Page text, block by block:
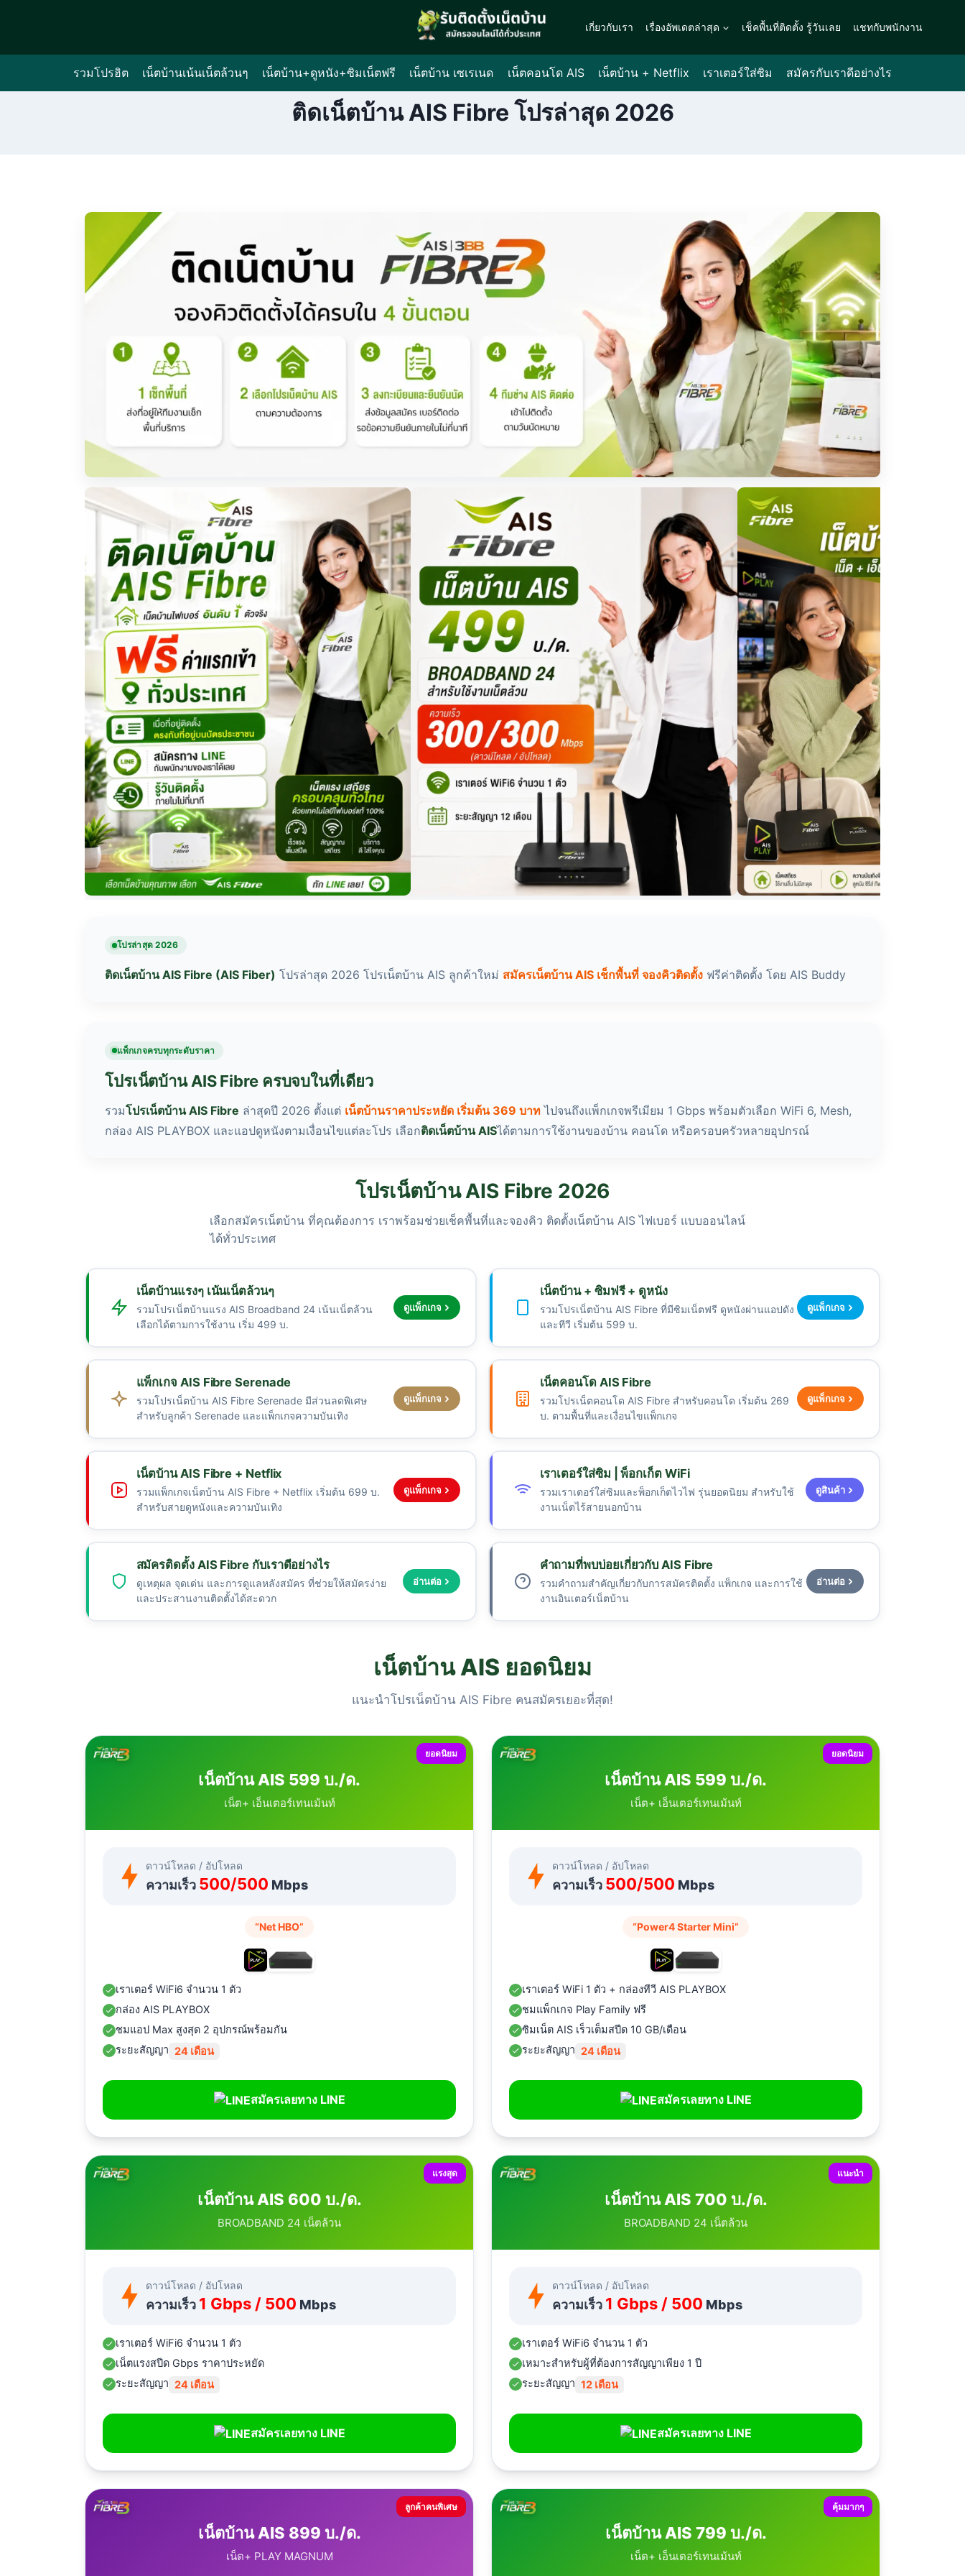
เกี่ยวกับเรา เรื่องอัพเดตล่าสุด เช็คพื้นที่ติดตั้ง รู้วันเลย แชทกับพนักงาน
รวมโปรฮิต เน็ตบ้านเน้นเน็ตล้วนๆ เน็ตบ้าน+ดูหนัง+ซิมเน็ตฟรี เน็ตบ้าน เซเรเนด เน็ตคอนโด AIS เน็ตบ้าน + Netflix เราเตอร์ใส่ซิม สมัครกับเราดีอย่างไร
ติดเน็ตบ้าน AIS Fibre โปรล่าสุด 2026
โปรล่าสุด 2026
ติดเน็ตบ้าน AIS Fibre (AIS Fiber) โปรล่าสุด 2026 โปรเน็ตบ้าน AIS ลูกค้าใหม่ สมัครเน็ตบ้าน AIS เช็กพื้นที่ จองคิวติดตั้ง ฟรีค่าติดตั้ง โดย AIS Buddy
แพ็กเกจครบทุกระดับราคา
โปรเน็ตบ้าน AIS Fibre ครบจบในที่เดียว
รวมโปรเน็ตบ้าน AIS Fibre ล่าสุดปี 2026 ตั้งแต่ เน็ตบ้านราคาประหยัด เริ่มต้น 369 บาท ไปจนถึงแพ็กเกจพรีเมียม 1 Gbps พร้อมตัวเลือก WiFi 6, Mesh,
กล่อง AIS PLAYBOX และแอปดูหนังตามเงื่อนไขแต่ละโปร เลือกติดเน็ตบ้าน AISได้ตามการใช้งานของบ้าน คอนโด หรือครอบครัวหลายอุปกรณ์
โปรเน็ตบ้าน AIS Fibre 2026
เลือกสมัครเน็ตบ้าน ที่คุณต้องการ เราพร้อมช่วยเช็คพื้นที่และจองคิว ติดตั้งเน็ตบ้าน AIS ไฟเบอร์ แบบออนไลน์
ได้ทั่วประเทศ
เน็ตบ้านแรงๆ เน้นเน็ตล้วนๆ
รวมโปรเน็ตบ้านแรง AIS Broadband 24 เน้นเน็ตล้วน
เลือกได้ตามการใช้งาน เริ่ม 499 บ.
ดูแพ็กเกจ
เน็ตบ้าน + ซิมฟรี + ดูหนัง
รวมโปรเน็ตบ้าน AIS Fibre ที่มีซิมเน็ตฟรี ดูหนังผ่านแอปดัง
และทีวี เริ่มต้น 599 บ.
ดูแพ็กเกจ
แพ็กเกจ AIS Fibre Serenade
รวมโปรเน็ตบ้าน AIS Fibre Serenade มีส่วนลดพิเศษ
สำหรับลูกค้า Serenade และแพ็กเกจความบันเทิง
ดูแพ็กเกจ
เน็ตคอนโด AIS Fibre
รวมโปรเน็ตคอนโด AIS Fibre สำหรับคอนโด เริ่มต้น 269
บ. ตามพื้นที่และเงื่อนไขแพ็กเกจ
ดูแพ็กเกจ
เน็ตบ้าน AIS Fibre + Netflix
รวมแพ็กเกจเน็ตบ้าน AIS Fibre + Netflix เริ่มต้น 699 บ.
สำหรับสายดูหนังและความบันเทิง
ดูแพ็กเกจ
เราเตอร์ใส่ซิม | พ็อกเก็ต WiFi
รวมเราเตอร์ใส่ซิมและพ็อกเก็ตไวไฟ รุ่นยอดนิยม สำหรับใช้
งานเน็ตไร้สายนอกบ้าน
ดูสินค้า
สมัครติดตั้ง AIS Fibre กับเราดีอย่างไร
ดูเหตุผล จุดเด่น และการดูแลหลังสมัคร ที่ช่วยให้สมัครง่าย
และประสานงานติดตั้งได้สะดวก
อ่านต่อ
คำถามที่พบบ่อยเกี่ยวกับ AIS Fibre
รวมคำถามสำคัญเกี่ยวกับการสมัครติดตั้ง แพ็กเกจ และการใช้
งานอินเตอร์เน็ตบ้าน
อ่านต่อ
เน็ตบ้าน AIS ยอดนิยม
แนะนำโปรเน็ตบ้าน AIS Fibre คนสมัครเยอะที่สุด!
ยอดนิยม
เน็ตบ้าน AIS 599 บ./ด.
เน็ต+ เอ็นเตอร์เทนเม้นท์
ดาวน์โหลด / อัปโหลด
ความเร็ว 500/500 Mbps
“Net HBO”
เราเตอร์ WiFi6 จำนวน 1 ตัว
กล่อง AIS PLAYBOX
ชมแอป Max สูงสุด 2 อุปกรณ์พร้อมกัน
ระยะสัญญา 24 เดือน
สมัครเลยทาง LINE
ยอดนิยม
เน็ตบ้าน AIS 599 บ./ด.
เน็ต+ เอ็นเตอร์เทนเม้นท์
ดาวน์โหลด / อัปโหลด
ความเร็ว 500/500 Mbps
“Power4 Starter Mini”
เราเตอร์ WiFi 1 ตัว + กล่องทีวี AIS PLAYBOX
ชมแพ็กเกจ Play Family ฟรี
ซิมเน็ต AIS เร็วเต็มสปีด 10 GB/เดือน
ระยะสัญญา 24 เดือน
สมัครเลยทาง LINE
แรงสุด
เน็ตบ้าน AIS 600 บ./ด.
BROADBAND 24 เน็ตล้วน
ดาวน์โหลด / อัปโหลด
ความเร็ว 1 Gbps / 500 Mbps
เราเตอร์ WiFi6 จำนวน 1 ตัว
เน็ตแรงสปีด Gbps ราคาประหยัด
ระยะสัญญา 24 เดือน
สมัครเลยทาง LINE
แนะนำ
เน็ตบ้าน AIS 700 บ./ด.
BROADBAND 24 เน็ตล้วน
ดาวน์โหลด / อัปโหลด
ความเร็ว 1 Gbps / 500 Mbps
เราเตอร์ WiFi6 จำนวน 1 ตัว
เหมาะสำหรับผู้ที่ต้องการสัญญาเพียง 1 ปี
ระยะสัญญา 12 เดือน
สมัครเลยทาง LINE
ลูกค้าคนพิเศษ
เน็ตบ้าน AIS 899 บ./ด.
เน็ต+ PLAY MAGNUM
คุ้มมากๆ
เน็ตบ้าน AIS 799 บ./ด.
เน็ต+ เอ็นเตอร์เทนเม้นท์